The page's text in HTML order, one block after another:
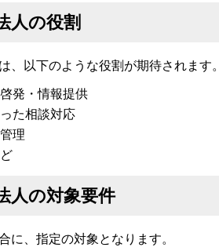
人の役割
以下のような役割が期待されます。
発・情報提供
た相談対応
理
人の対象要件
に、指定の対象となります。